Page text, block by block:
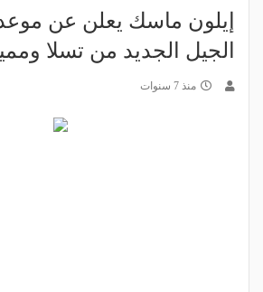
إيلون ماسك يعلن عن
الجيل الجديد من تسلا
منذ 7 سنوات